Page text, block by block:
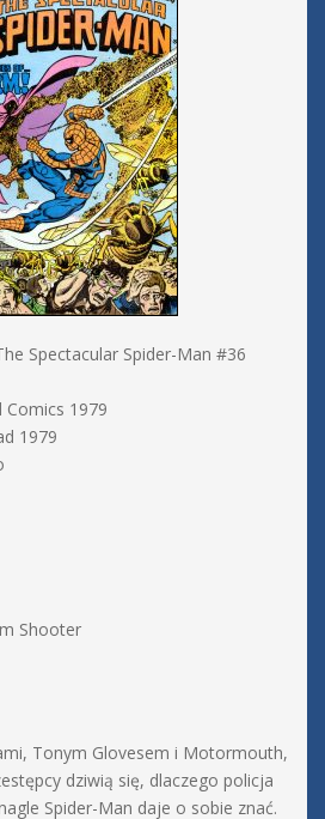
Spectacular Spider-Man #36
Comics 1979
1979
Shooter
Tonym Glovesem i Motormouth,
dziwią się, dlaczego policja
Spider-Man daje o sobie znać.